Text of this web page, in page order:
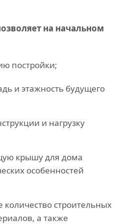
на начальном
постройки;
и этажность будущего
и нагрузку
крышу для дома
особенностей
количество строительных
а также